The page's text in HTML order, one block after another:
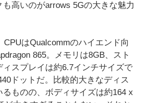
高いのがarrows 5Gの大きな魅力
CPUはQualcommのハイエンド向
865。メモリは8GB、スト
ィスプレイは約6.7インチサイズで
ドットだ。比較的大きなディス
ものの、ボディサイズは約164 x